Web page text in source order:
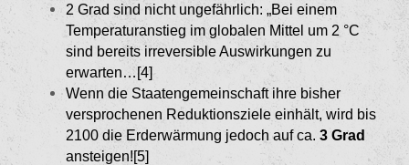
2 Grad sind nicht ungefährlich: „Bei einem
Tempe­raturanstieg im globalen Mittel um 2 °C
sind bereits irreversible Auswirkungen zu
erwarten…[4]
Wenn die Staatengemeinschaft ihre bisher
verspro­chenen Reduktionsziele einhält, wird bis
2100 die Erderwärmung jedoch auf ca. 3 Grad
ansteigen![5]